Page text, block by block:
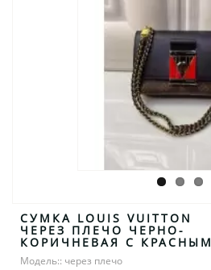
СУМКА LOUIS VUITTON
ЧЕРЕЗ ПЛЕЧО ЧЕРНО-
КОРИЧНЕВАЯ С КРАСНЫМ
Модель:: через плечо